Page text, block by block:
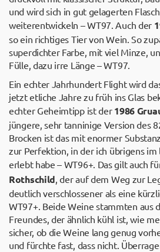
und wird sich in gut gelagerten
weiterentwickeln – WT97. Auch der
so ein richtiges Tier von Wein. So
superdichter Farbe, mit viel Minze,
Fülle, dazu irre Länge – WT97.
Ein echter Jahrhundert Flight wird
jetzt etliche Jahre zu früh ins Glas
echter Geheimtipp ist der 1986
jüngere, sehr tanninige Version des
Brocken ist das mit enormer
zur Perfektion, in der ich übrigens
erlebt habe – WT96+. Das gilt auch
Rothschild, der auf dem Weg zur
deutlich verschlossener als eine
WT97+. Beide Weine stammten aus
Freundes, der ähnlich kühl ist, wie
sicher, ob die Weine lang genug
und fürchte fast, dass nicht.